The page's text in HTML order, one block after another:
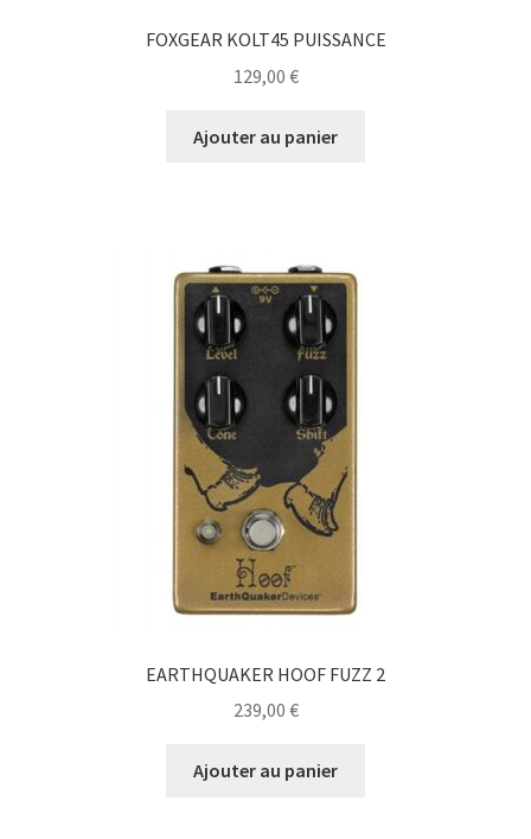
FOXGEAR KOLT45 PUISSANCE
129,00 €
Ajouter au panier
EARTHQUAKER HOOF FUZZ 2
239,00 €
Ajouter au panier